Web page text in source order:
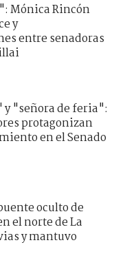
Mónica Rincón
y
entre senadoras
"señora de feria":
protagonizan
en el Senado
oculto de
el norte de La
y mantuvo